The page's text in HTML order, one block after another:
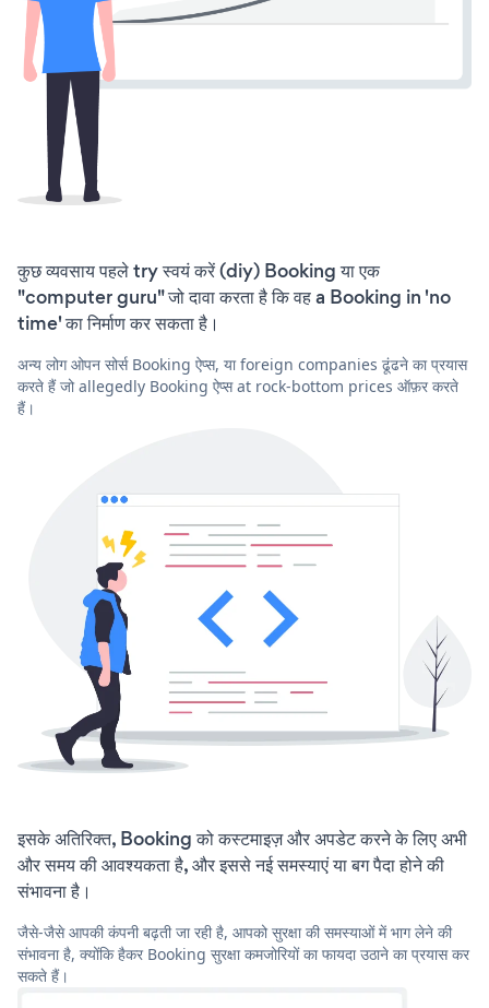
कुछ व्यवसाय पहले try स्वयं करें (diy) Booking या एक
"computer guru" जो दावा करता है कि वह a Booking in 'no
time' का निर्माण कर सकता है।
अन्य लोग ओपन सोर्स Booking ऐप्स, या foreign companies ढूंढने का प्रयास
करते हैं जो allegedly Booking ऐप्स at rock-bottom prices ऑफ़र करते
हैं।
इसके अतिरिक्त, Booking को कस्टमाइज़ और अपडेट करने के लिए अभी
और समय की आवश्यकता है, और इससे नई समस्याएं या बग पैदा होने की
संभावना है।
जैसे-जैसे आपकी कंपनी बढ़ती जा रही है, आपको सुरक्षा की समस्याओं में भाग लेने की
संभावना है, क्योंकि हैकर Booking सुरक्षा कमजोरियों का फायदा उठाने का प्रयास कर
सकते हैं।